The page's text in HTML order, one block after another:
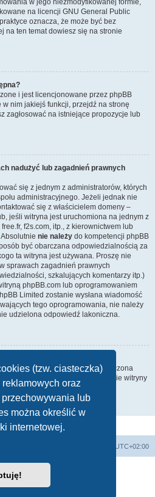
(tzw. ciasteczka)
oraz
lub
można określić w
internetowej.
w jego niezmodyfikowanej formie,
na licencji GNU General Public
oznacza, że może być bez
na ten temat dowiesz się na stronie
i jest licencjonowane przez phpBB
nim jakiejś funkcji, przejdź na stronę
zagłosować na istniejące propozycje lub
nadużyć lub zagadnień prawnych
się z jednym z administratorów, których
administracyjnego. Jeżeli jednak nie
się z właścicielem domeny –
jeśli witryna jest uruchomiona na jednym z
f2s.com, itp., z kierownictwem lub
nie należy do kompetencji phpBB
być obarczana odpowiedzialnością za
ta witryna jest używana. Proszę nie
sprawach zagadnień prawnych
szkalujących komentarzy itp.)
phpBB.com lub oprogramowaniem
Limited zostanie wysłana wiadomość
tego oprogramowania, nie należy
udzielona odpowiedź lakoniczna.
używać – jeśli funkcja ta jest włączona
„Kontakt z nami”. Członkowie witryny
administracyjny”.
UTC+02:00
dostarcza